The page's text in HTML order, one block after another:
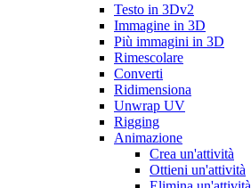
Testo in 3Dv2
Immagine in 3D
Più immagini in 3D
Rimescolare
Converti
Ridimensiona
Unwrap UV
Rigging
Animazione
Crea un'attività
Ottieni un'attività